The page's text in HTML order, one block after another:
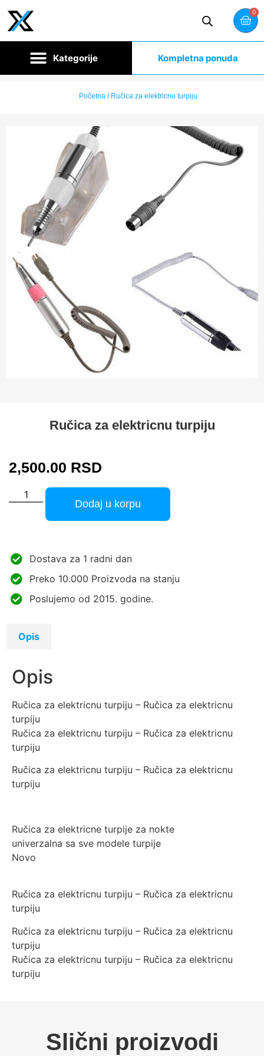
0
Kompletna ponuda
Početna/ Ručica za elektricnu turpiju
Ručica za elektricnu turpiju
2,500.00 RSD
Dodaj u korpu
Dostava za 1 radni dan
Preko 10.000 Proizvoda na stanju
Poslujemo od 2015. godine.
Opis
Opis
Ručica za elektricnu turpiju – Ručica za elektricnu
turpiju
Ručica za elektricnu turpiju – Ručica za elektricnu
turpiju
Ručica za elektricnu turpiju – Ručica za elektricnu
turpiju
Ručica za elektricne turpije za nokte
univerzalna sa sve modele turpije
Novo
Ručica za elektricnu turpiju – Ručica za elektricnu
turpiju
Ručica za elektricnu turpiju – Ručica za elektricnu
turpiju
Ručica za elektricnu turpiju – Ručica za elektricnu
turpiju
Slični proizvodi